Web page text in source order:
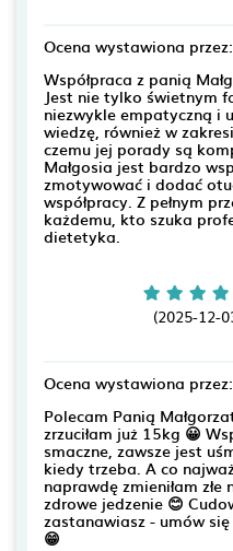
Ocena wystawiona
Współpraca z panią
Jest nie tylko świetnym
niezwykle empatyczną i
wiedzę, również w
czemu jej porady są
Małgosia jest bardzo
zmotywować i dodać
współpracy. Z pełnym
każdemu, kto szuka
dietetyka.
(2025-12-
Ocena wystawiona
Polecam Panią
zrzuciłam już 15kg 😀
smaczne, zawsze jest
kiedy trzeba. A co
naprawdę zmieniłam
zdrowe jedzenie 😊
zastanawiasz - umów
😁